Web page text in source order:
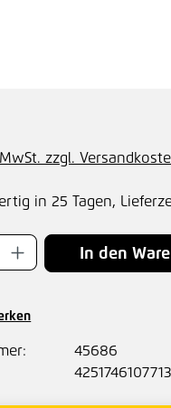
zzgl.
in 25 Tagen,
Anzahl: Gib den
In den
45686
4251746107713